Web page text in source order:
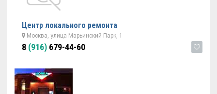
Центр локального ремонта
Москва, улица Марьинский Парк, 1
8 (916) 679-44-60